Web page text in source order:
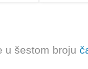
u šestom broju